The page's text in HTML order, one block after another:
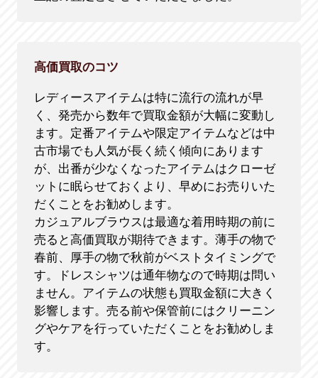
高価買取のコツ
レディースアイテムは特に流行の流れが早
く、発売から数年で買取金額が大幅に変動し
ます。定番アイテムや限定アイテムなどは中
古市場でも人気が長く続く傾向にあります
が、出番が少なくなったアイテムはクローゼ
ットに眠らせておくより、早めにお売りいた
だくことをお勧めします。
カジュアルブラウスは最適な着用時期の前に
売ると高価買取が期待できます。薄手の物で
春前、厚手の物で秋前がベストタイミングで
す。ドレスシャツは通年物なので時期は問い
ません。アイテムの状態も買取金額に大きく
影響します。売る前や保管前にはクリーニン
グやケアを行っていただくことをお勧めしま
す。